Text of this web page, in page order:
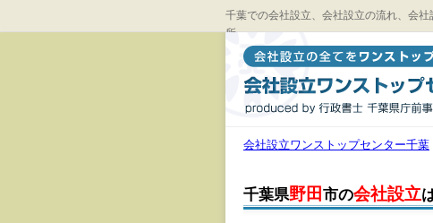
千葉での会社設立、会社設立の流れ、会
所
会社設立ワンストップセンター千葉
千葉県野田 市の会社設立